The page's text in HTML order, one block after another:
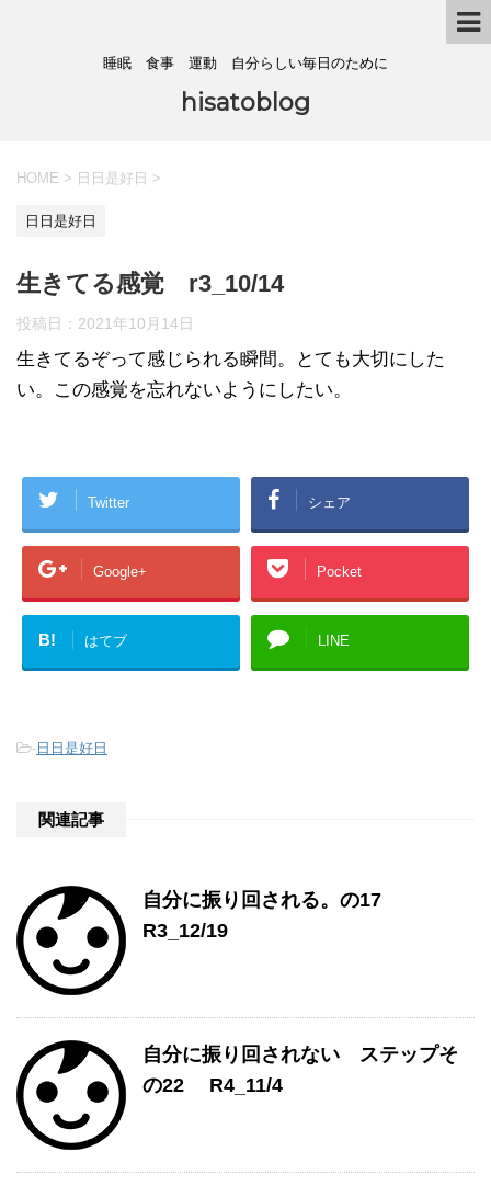
睡眠 食事 運動 自分らしい毎日のために
hisatoblog
HOME > 日日是好日 >
日日是好日
生きてる感覚 r3_10/14
投稿日： 2021年10月14日
生きてるぞって感じられる瞬間。とても大切にした
い。この感覚を忘れないようにしたい。
Twitter シェア
Google+ Pocket
B! はてブ LINE
-日日是好日
関連記事
自分に振り回される。の17
R3_12/19
自分に振り回されない ステップそ
の22 R4_11/4